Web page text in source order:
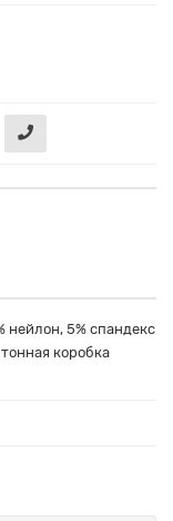
нейлон, 5% спандекс
коробка